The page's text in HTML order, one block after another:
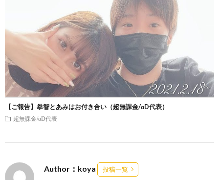
【ご報告】拳智とあみはお付き合い（超無課金/αD代表）
超無課金/αD代表
Author：koya 投稿一覧